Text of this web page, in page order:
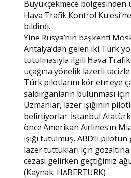
Büyükçekmece
Hava Trafik Kontrol
bildirdi.
Yine Rusya’nın başkenti
Antalya’dan gelen iki Türk
tutulmasıyla ilgili Hava
uçağına yönelik lazerli
Türk pilotlarını kör etmeye
saldırganların bulunması
Uzmanlar, lazer ışığının
belirtiyorlar. İstanbul Atatürk
önce Amerikan Airlines’ın
ışığı tutulmuş, ABD’li
lazer tuttukları için
cezası gelirken geçtiğimiz
(Kaynak: HABERTÜRK)